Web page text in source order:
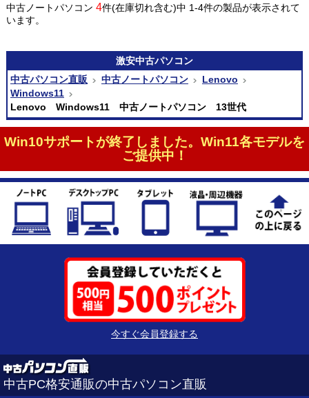
中古ノートパソコン 4件(在庫切れ含む)中 1-4件の製品が表示されて
います。
激安中古パソコン
中古パソコン直販
中古ノートパソコン
Lenovo
Windows11
Lenovo Windows11 中古ノートパソコン 13世代
Win10サポートが終了しました。Win11各モデルを
ご提供中！
今すぐ会員登録する
中古PC格安通販の中古パソコン直販